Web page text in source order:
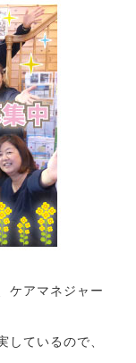
ケアマネジャー
しているので、